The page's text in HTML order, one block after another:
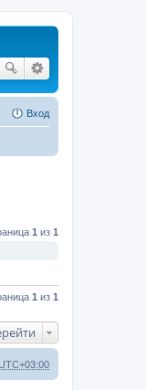
Вход
1 из 1
1 из 1
UTC+03:00